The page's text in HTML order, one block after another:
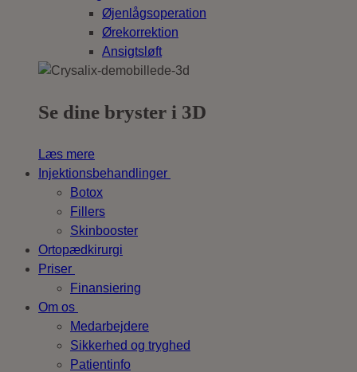
Øjenlågsoperation
Ørekorrektion
Ansigtsløft
Se dine bryster i 3D
Læs mere
Injektionsbehandlinger
Botox
Fillers
Skinbooster
Ortopædkirurgi
Priser
Finansiering
Om os
Medarbejdere
Sikkerhed og tryghed
Patientinfo